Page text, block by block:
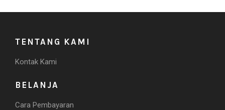
TENTANG KAMI
Kontak Kami
BELANJA
Cara Pembayaran